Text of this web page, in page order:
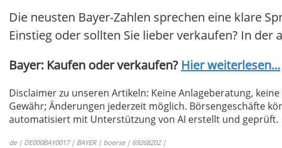
Die neusten Bayer-Zahlen sprechen eine klare
Einstieg oder sollten Sie lieber verkaufen? In
Bayer: Kaufen oder verkaufen? Hier weiterlesen...
Disclaimer zu unseren Artikeln: Keine Anlageberatung,
Gewähr; Änderungen jederzeit möglich. Börsengeschäfte
automatisiert mit Unterstützung von AI erstellt und geprüft.
de | DE000BAY0017 | BAYER | boerse | 69268202 |